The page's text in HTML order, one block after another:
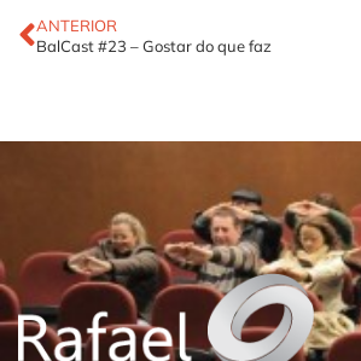
ANTERIOR
BalCast #23 – Gostar do que faz